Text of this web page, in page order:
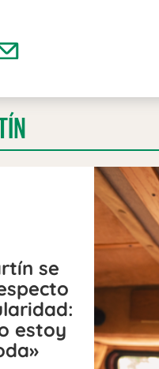
se
estoy